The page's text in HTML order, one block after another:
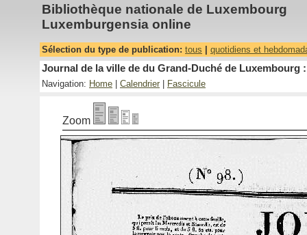
Bibliothèque nationale de Luxembourg
Luxemburgensia online
Sélection du type de publication: tous quotidiens et
Journal de la ville de du Grand-Duché de Luxembourg
Navigation: Home Calendrier Fascicule
Zoom